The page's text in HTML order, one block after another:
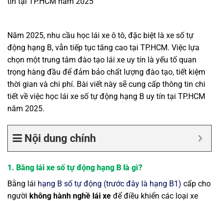
Năm 2025, nhu cầu học lái xe ô tô, đặc biệt là xe số tự
động hạng B, vẫn tiếp tục tăng cao tại TP.HCM. Việc lựa
chọn một trung tâm đào tạo lái xe uy tín là yếu tố quan
trọng hàng đầu để đảm bảo chất lượng đào tạo, tiết kiệm
thời gian và chi phí. Bài viết này sẽ cung cấp thông tin chi
tiết về việc học lái xe số tự động hạng B uy tín tại TP.HCM
năm 2025.
Nội dung chính
1. Bằng lái xe số tự động hạng B là gì?
Bằng lái hạng B số tự động (trước đây là hạng B1) cấp cho
người không hành nghề lái xe để điều khiển các loại xe